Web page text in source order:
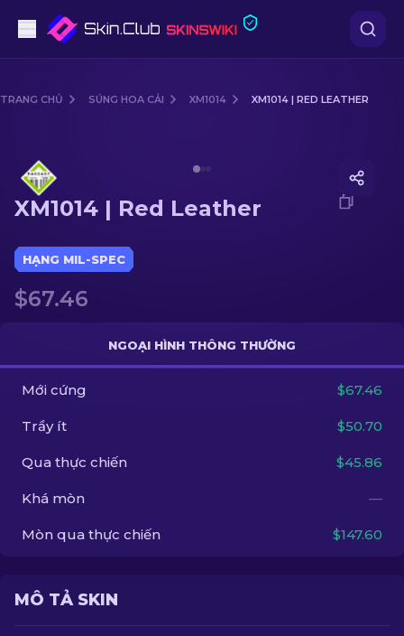
Súng trường Bắn tỉa
Dao
Găng tay
Khác
TRANG CHỦ SÚNG HOA CẢI XM1014 XM1014 | RED LEATHER
XM1014 | Red Leather
HẠNG MIL-SPEC
$67.46
NGOẠI HÌNH THÔNG THƯỜNG
Mới cứng $67.46
Trầy ít $50.70
Qua thực chiến $45.86
Khá mòn —
Mòn qua thực chiến $147.60
MÔ TẢ SKIN